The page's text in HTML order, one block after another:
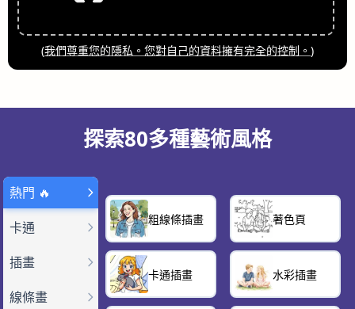
(我們尊重您的隱私。您對自己的資料擁有完全的控制。 )
探索80多種藝術風格
熱門 🔥
卡通
插畫
線條畫
粗線條插畫 著色頁
卡通插畫 水彩插畫